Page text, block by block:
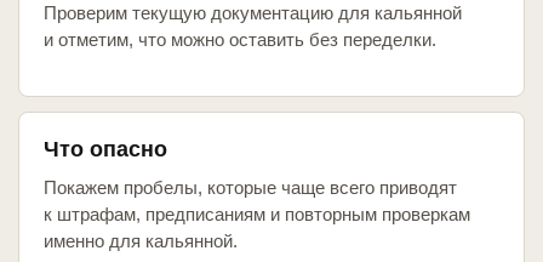
Проверим текущую документацию для кальянной
и отметим, что можно оставить без переделки.
Что опасно
Покажем пробелы, которые чаще всего приводят
к штрафам, предписаниям и повторным проверкам
именно для кальянной.